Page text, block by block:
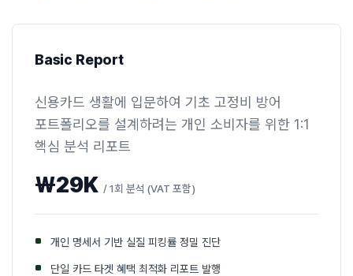
Basic Report
신용카드 생활에 입문하여 기초 고정비 방어
포트폴리오를 설계하려는 개인 소비자를 위한 1:1
핵심 분석 리포트
₩29K / 1회 분석 (VAT 포함)
개인 명세서 기반 실질 피킹률 정밀 진단
단일 카드 타겟 혜택 최적화 리포트 발행